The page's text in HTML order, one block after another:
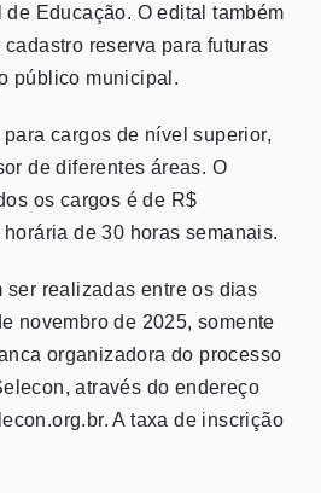
Educação. O edital também
reserva para futuras
público municipal.
cargos de nível superior,
de diferentes áreas. O
os cargos é de R$
de 30 horas semanais.
ser realizadas entre os dias
novembro de 2025, somente
organizadora do processo
através do endereço
A taxa de inscrição